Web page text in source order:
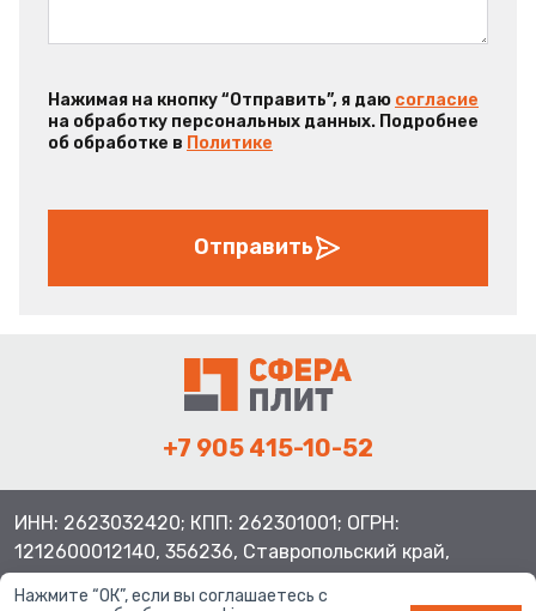
Нажимая на кнопку “Отправить”, я даю согласие
на обработку персональных данных. Подробнее
об обработке в Политике
Отправить
+7 905 415-10-52
ИНН: 2623032420; КПП: 262301001; ОГРН:
1212600012140, 356236, Ставропольский край,
Нажмите “ОК”, если вы соглашаетесь с